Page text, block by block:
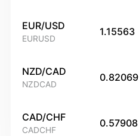
EUR/USD
EURUSD
1.15563
NZD/CAD
NZDCAD
0.82069
CAD/CHF
CADCHF
0.57908